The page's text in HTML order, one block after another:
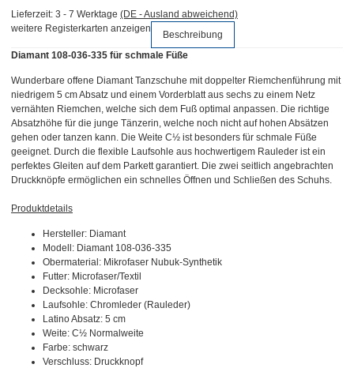
Lieferzeit: 3 - 7 Werktage (DE - Ausland abweichend)
weitere Registerkarten anzeigen
Beschreibung
Diamant 108-036-335 für schmale Füße
Wunderbare offene Diamant Tanzschuhe mit doppelter Riemchenführung mit
niedrigem 5 cm Absatz und einem Vorderblatt aus sechs zu einem Netz
vernähten Riemchen, welche sich dem Fuß optimal anpassen. Die richtige
Absatzhöhe für die junge Tänzerin, welche noch nicht auf hohen Absätzen
gehen oder tanzen kann. Die Weite C½ ist besonders für schmale Füße
geeignet. Durch die flexible Laufsohle aus hochwertigem Rauleder ist ein
perfektes Gleiten auf dem Parkett garantiert. Die zwei seitlich angebrachten
Druckknöpfe ermöglichen ein schnelles Öffnen und Schließen des Schuhs.
Produktdetails
Hersteller: Diamant
Modell: Diamant 108-036-335
Obermaterial: Mikrofaser Nubuk-Synthetik
Futter: Microfaser/Textil
Decksohle: Microfaser
Laufsohle: Chromleder (Rauleder)
Latino Absatz: 5 cm
Weite: C½ Normalweite
Farbe: schwarz
Verschluss: Druckknopf